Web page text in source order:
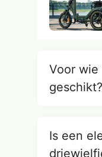
Voor
geschikt?
Is een